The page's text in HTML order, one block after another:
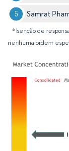
Samrat
*Isenção de
nenhuma ordem